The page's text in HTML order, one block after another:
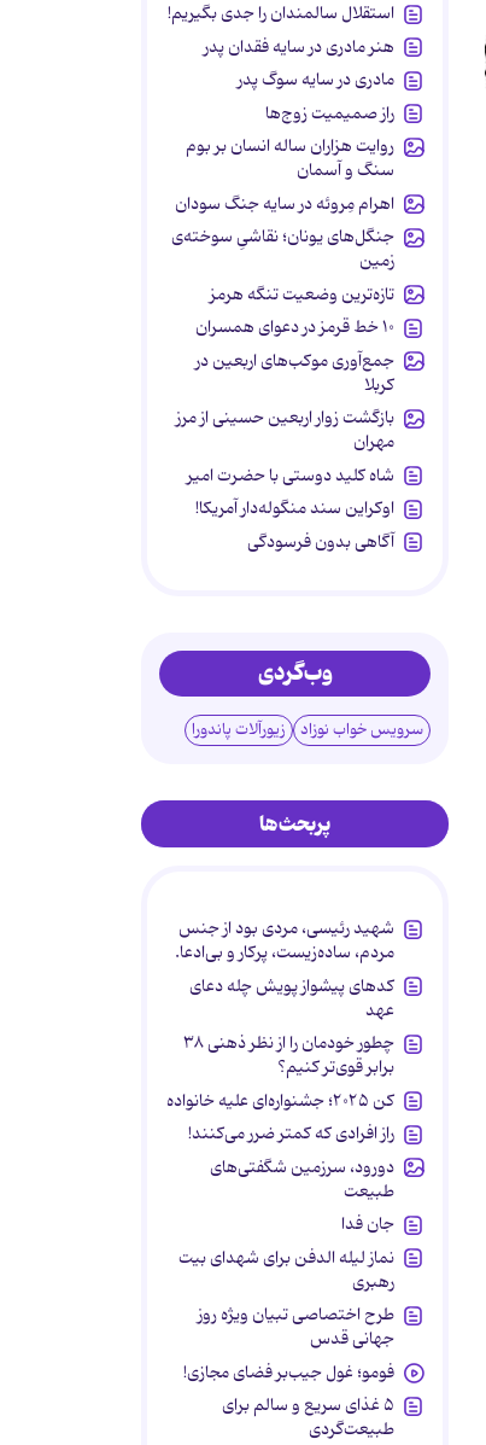
استقلال سالمندان را جدی بگیریم!
هنر مادری در سایه‌ فقدان پدر
مادری در سایه سوگ پدر
راز صمیمیت زوج‌ها
روایت هزاران ساله انسان بر بوم
سنگ و آسمان
اهرام مِروئه در سایه جنگ سودان
جنگل‌های یونان؛ نقاشیِ سوخته‌ی
زمین
تازه‌ترین وضعیت تنگه هرمز
۱۰ خط قرمز در دعوای همسران
جمع‌آوری موکب‌های اربعین در
کربلا
بازگشت زوار اربعین حسینی از مرز
مهران
شاه کلید دوستی با حضرت امیر
اوکراین سند منگوله‌دار آمریکا!
آگاهی بدون فرسودگی
وب‌گردی
سرویس خواب نوزاد زیورآلات پاندورا
پربحث‌ها
شهید رئیسی، مردی بود از جنس
مردم، ساده‌زیست، پرکار و بی‌ادعا.
کدهای پیشواز پویش چله دعای
عهد
چطور خودمان را از نظر ذهنی ۳۸
برابر قوی‌تر کنیم؟
کن ۲۰۲۵؛ جشنواره‌ای علیه خانواده
راز افرادی که کمتر ضرر می‌کنند!
دورود، سرزمین شگفتی‌های
طبیعت
جان فدا
نماز لیله الدفن برای شهدای بیت
رهبری
طرح اختصاصی تبیان ویژه روز
جهانی قدس
فومو؛ غول جیب‌بر فضای مجازی!
۵ غذای سریع و سالم برای
طبیعت‌گردی